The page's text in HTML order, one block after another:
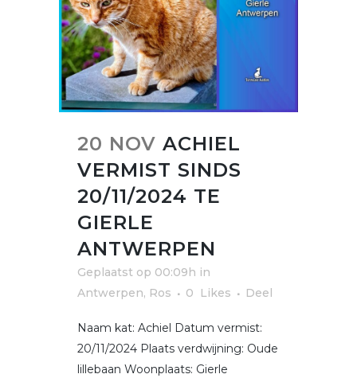
20 NOV ACHIEL
VERMIST SINDS
20/11/2024 TE
GIERLE
ANTWERPEN
Geplaatst op 00:09h in
Antwerpen, Ros 0 Likes Deel
Naam kat: Achiel Datum vermist:
20/11/2024 Plaats verdwijning: Oude
lillebaan Woonplaats: Gierle